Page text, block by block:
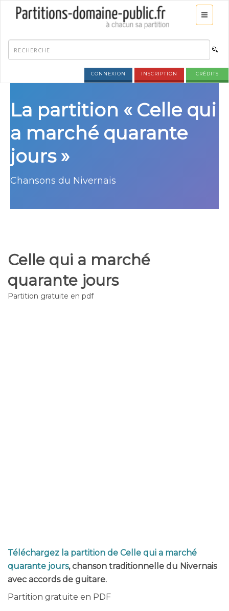
CONNEXION INSCRIPTION CRÉDITS
La partition « Celle qui
a marché quarante
jours »
Chansons du Nivernais
Celle qui a marché
quarante jours
Partition gratuite en pdf
Téléchargez la partition de Celle qui a marché
quarante jours, chanson traditionnelle du Nivernais
avec accords de guitare.
Partition gratuite en PDF